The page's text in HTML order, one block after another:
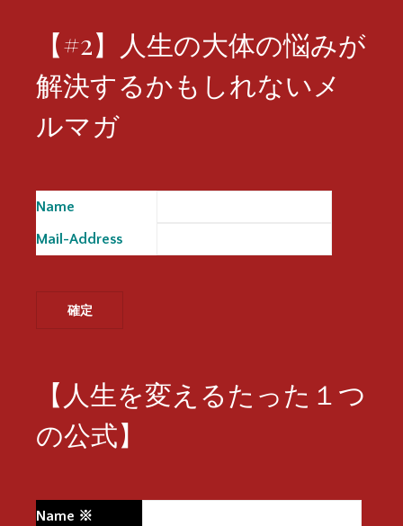
【#2】人生の大体の悩みが
解決するかもしれないメ
ルマガ
Name
Mail-Address
【人生を変えるたった１つ
の公式】
Name ※